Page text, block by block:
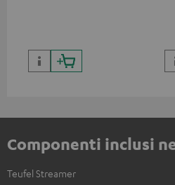
Componenti inclusi
Teufel Streamer